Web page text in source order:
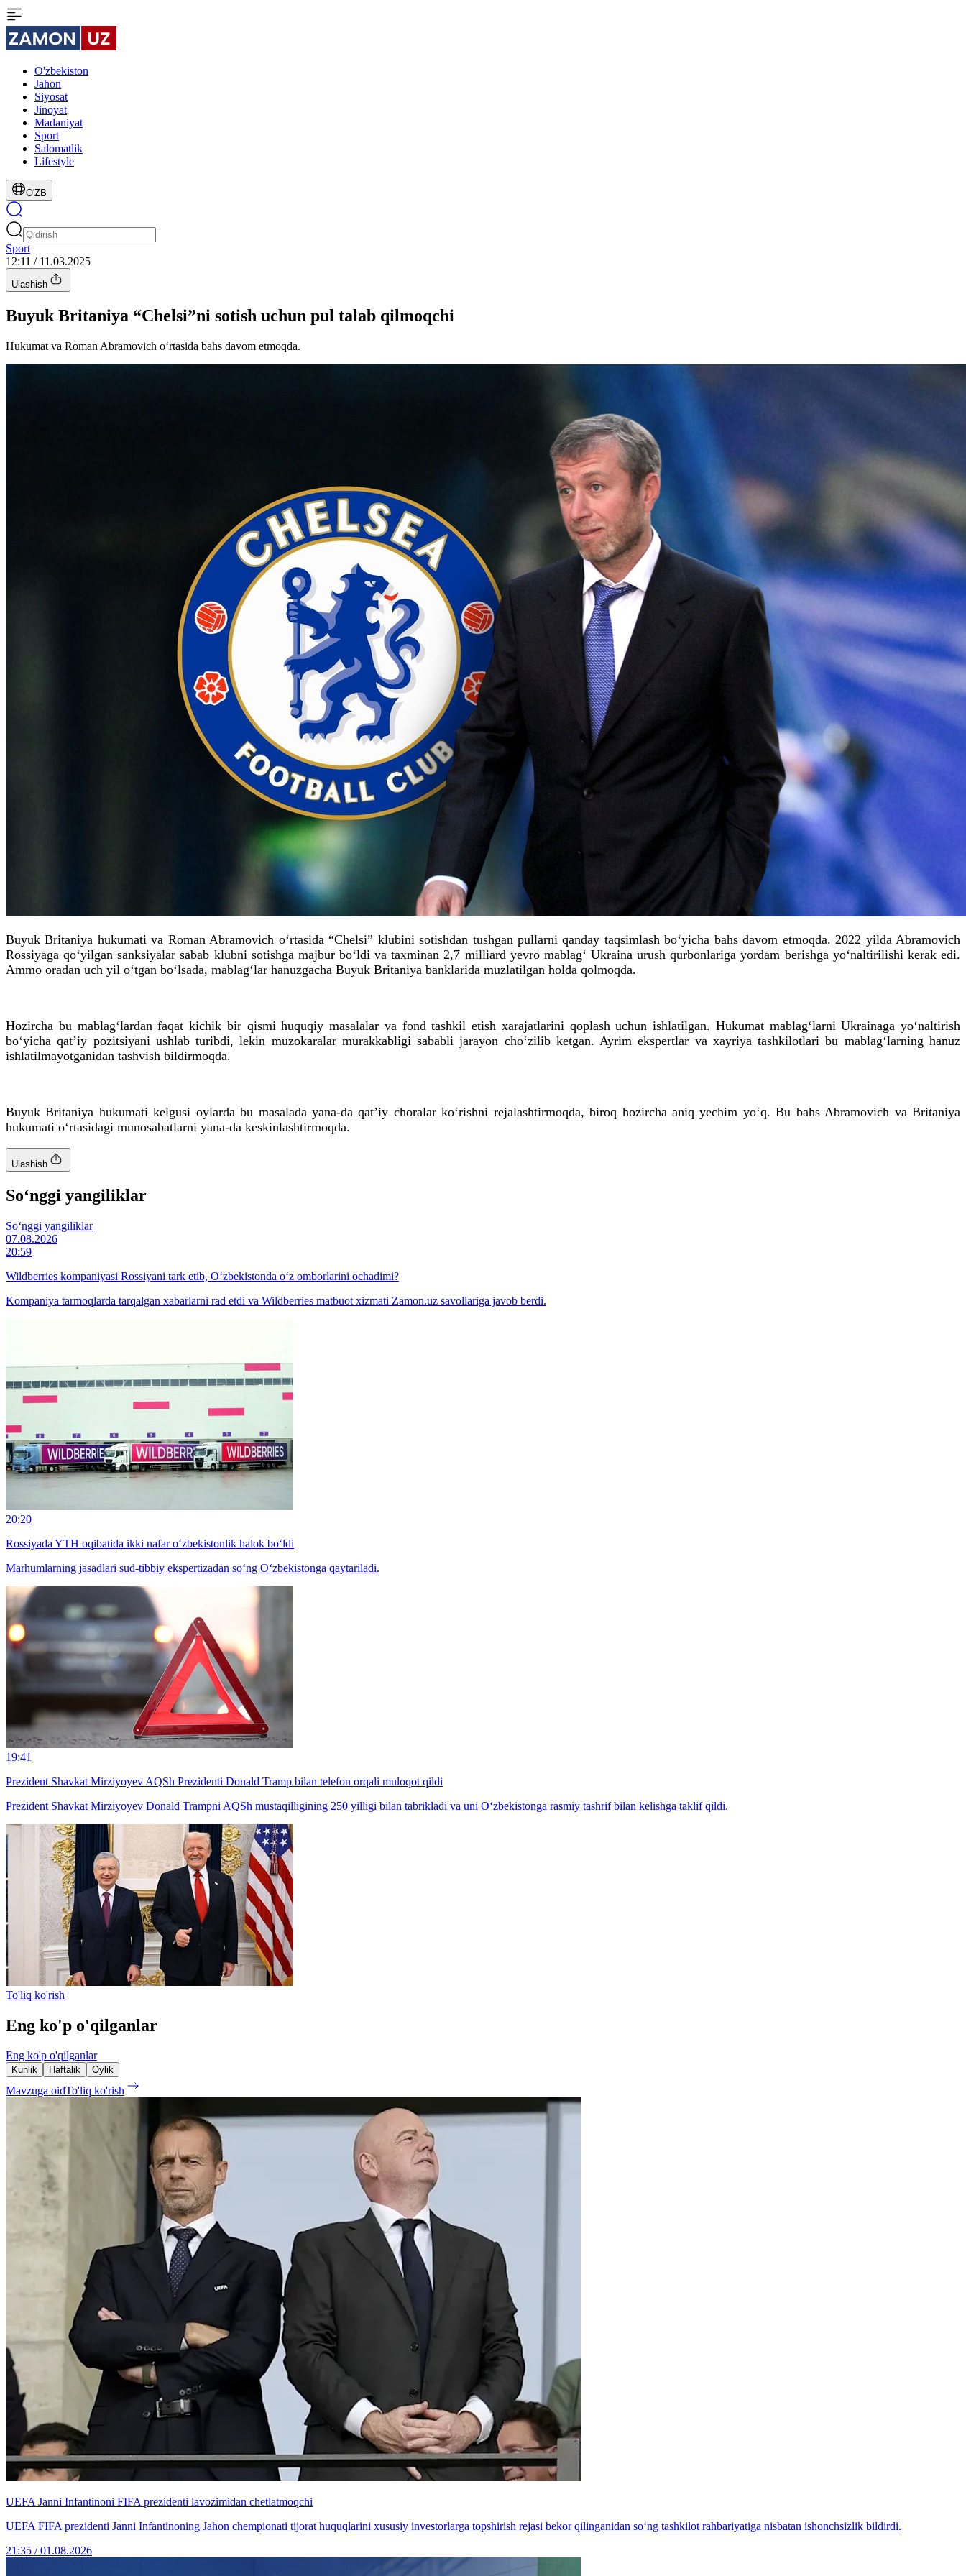
O'zbekiston
Jahon
Siyosat
Jinoyat
Madaniyat
Sport
Salomatlik
Lifestyle
O'ZB
Sport
12:11 / 11.03.2025
Ulashish
Buyuk Britaniya “Chelsi”ni sotish uchun pul talab qilmoqchi
Hukumat va Roman Abramovich o‘rtasida bahs davom etmoqda.
Buyuk Britaniya hukumati va Roman Abramovich o‘rtasida “Chelsi” klubini sotishdan tushgan pullarni qanday taqsimlash bo‘yicha bahs davom etmoqda. 2022 yilda Abramovich
Rossiyaga qo‘yilgan sanksiyalar sabab klubni sotishga majbur bo‘ldi va taxminan 2,7 milliard yevro mablag‘ Ukraina urush qurbonlariga yordam berishga yo‘naltirilishi kerak edi.
Ammo oradan uch yil o‘tgan bo‘lsada, mablag‘lar hanuzgacha Buyuk Britaniya banklarida muzlatilgan holda qolmoqda.
Hozircha bu mablag‘lardan faqat kichik bir qismi huquqiy masalalar va fond tashkil etish xarajatlarini qoplash uchun ishlatilgan. Hukumat mablag‘larni Ukrainaga yo‘naltirish
bo‘yicha qatʼiy pozitsiyani ushlab turibdi, lekin muzokaralar murakkabligi sababli jarayon cho‘zilib ketgan. Ayrim ekspertlar va xayriya tashkilotlari bu mablag‘larning hanuz
ishlatilmayotganidan tashvish bildirmoqda.
Buyuk Britaniya hukumati kelgusi oylarda bu masalada yana-da qatʼiy choralar ko‘rishni rejalashtirmoqda, biroq hozircha aniq yechim yo‘q. Bu bahs Abramovich va Britaniya
hukumati o‘rtasidagi munosabatlarni yana-da keskinlashtirmoqda.
Ulashish
So‘nggi yangiliklar
So‘nggi yangiliklar
07.08.2026
20:59
Wildberries kompaniyasi Rossiyani tark etib, O‘zbekistonda o‘z omborlarini ochadimi?
Kompaniya tarmoqlarda tarqalgan xabarlarni rad etdi va Wildberries matbuot xizmati Zamon.uz savollariga javob berdi.
20:20
Rossiyada YTH oqibatida ikki nafar o‘zbekistonlik halok bo‘ldi
Marhumlarning jasadlari sud-tibbiy ekspertizadan so‘ng O‘zbekistonga qaytariladi.
19:41
Prezident Shavkat Mirziyoyev AQSh Prezidenti Donald Tramp bilan telefon orqali muloqot qildi
Prezident Shavkat Mirziyoyev Donald Trampni AQSh mustaqilligining 250 yilligi bilan tabrikladi va uni O‘zbekistonga rasmiy tashrif bilan kelishga taklif qildi.
To'liq ko'rish
Eng ko'p o'qilganlar
Eng ko'p o'qilganlar
Kunlik Haftalik Oylik
Mavzuga oidTo'liq ko'rish
UEFA Janni Infantinoni FIFA prezidenti lavozimidan chetlatmoqchi
UEFA FIFA prezidenti Janni Infantinoning Jahon chempionati tijorat huquqlarini xususiy investorlarga topshirish rejasi bekor qilinganidan so‘ng tashkilot rahbariyatiga nisbatan ishonchsizlik bildirdi.
21:35 / 01.08.2026